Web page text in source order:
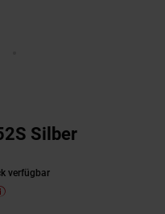
Silber
verfügbar